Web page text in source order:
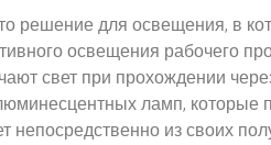
решение для освещения, в
освещения рабочего
свет при прохождении
ламп, которые
непосредственно из своих